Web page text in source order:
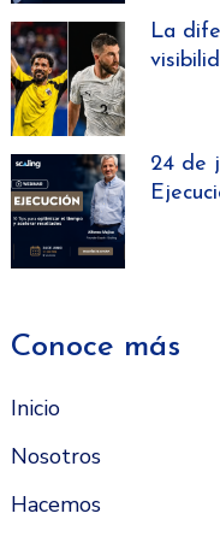
La
24 de
Conoce más
Inicio
Nosotros
Hacemos